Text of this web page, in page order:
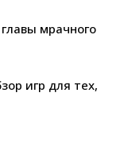
мрачного
игр для тех,